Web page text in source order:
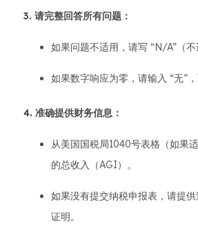
3. 请完整回答所有问题：
如果问题不适用，请写 “N/A”（不
如果数字响应为零，请输入 “无”，
4. 准确提供财务信息：
从美国国税局1040号表格（如果
的总收入（AGI）。
如果没有提交纳税申报表，请提
证明。